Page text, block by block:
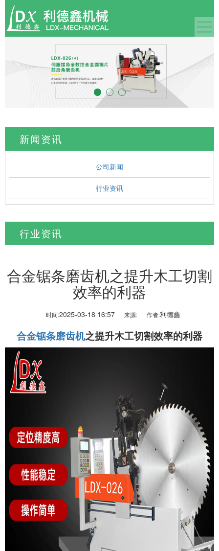
新闻资讯
公司新闻
行业资讯
行业资讯
当前位置: 首页>新闻资讯>行业资讯
合金锯条磨齿机之提升木工切割
效率的利器
时间:2025-03-18 16:57 来源: 作者:利德鑫
合金锯条磨齿机之提升木工切割效率的利器